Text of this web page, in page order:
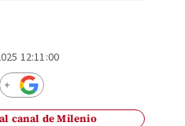
12:11:00
canal de Milenio